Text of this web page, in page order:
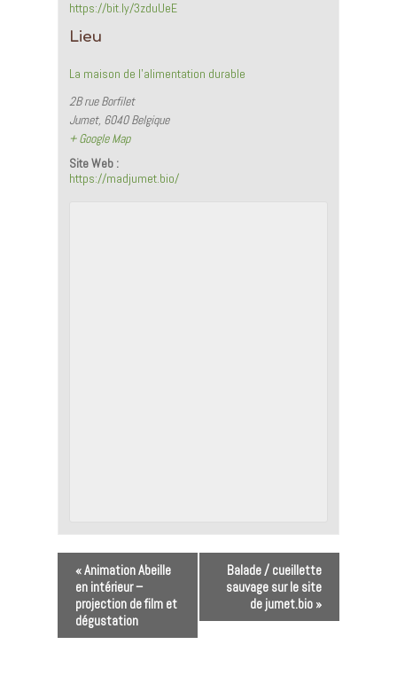
https://bit.ly/3zduUeE
Lieu
La maison de l’alimentation durable
2B rue Borfilet
Jumet, 6040Belgique
+ Google Map
Site Web :
https://madjumet.bio/
«Animation Abeille
en intérieur –
projection de film et
dégustation
Balade / cueillette
sauvage sur le site
de jumet.bio »